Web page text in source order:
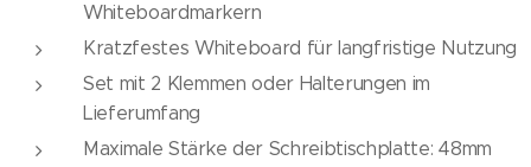
Whiteboardmarkern
Kratzfestes Whiteboard für langfristige Nutzung
Set mit 2 Klemmen oder Halterungen im
Lieferumfang
Maximale Stärke der Schreibtischplatte: 48mm